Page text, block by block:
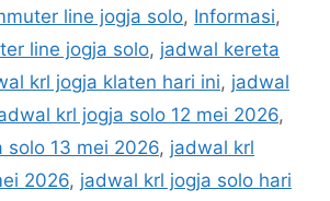
line jogja solo, Informasi,
line jogja solo, jadwal kereta
krl jogja klaten hari ini, jadwal
krl jogja solo 12 mei 2026,
solo 13 mei 2026, jadwal krl
2026, jadwal krl jogja solo hari